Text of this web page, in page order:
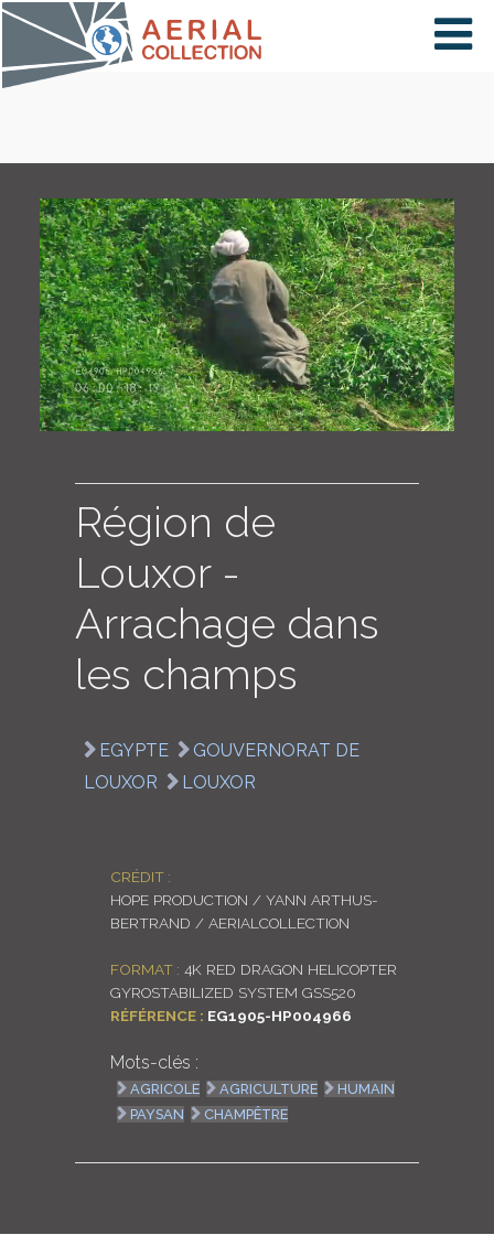
×
PAYS
CARTE
COLLECTIONS
Région de
Louxor -
Arrachage dans
les champs
EGYPTE
GOUVERNORAT DE
LOUXOR
LOUXOR
CRÉDIT :
HOPE PRODUCTION / YANN ARTHUS-
BERTRAND / AERIALCOLLECTION
FORMAT : 4K RED DRAGON HELICOPTER
GYROSTABILIZED SYSTEM GSS520
RÉFÉRENCE : EG1905-HP004966
Mots-clés :
AGRICOLE AGRICULTURE
HUMAIN
PAYSAN
CHAMPÊTRE